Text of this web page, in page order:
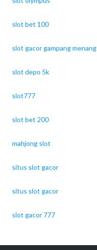
slot bet 100
slot gacor gampang menang
slot depo 5k
slot777
slot bet 200
mahjong slot
situs slot gacor
situs slot gacor
slot gacor 777